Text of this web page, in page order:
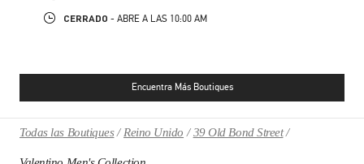
CERRADO - ABRE A LAS 10:00 AM
Encuentra Más Boutiques
Todas las Boutiques Reino Unido 39 Old Bond Street